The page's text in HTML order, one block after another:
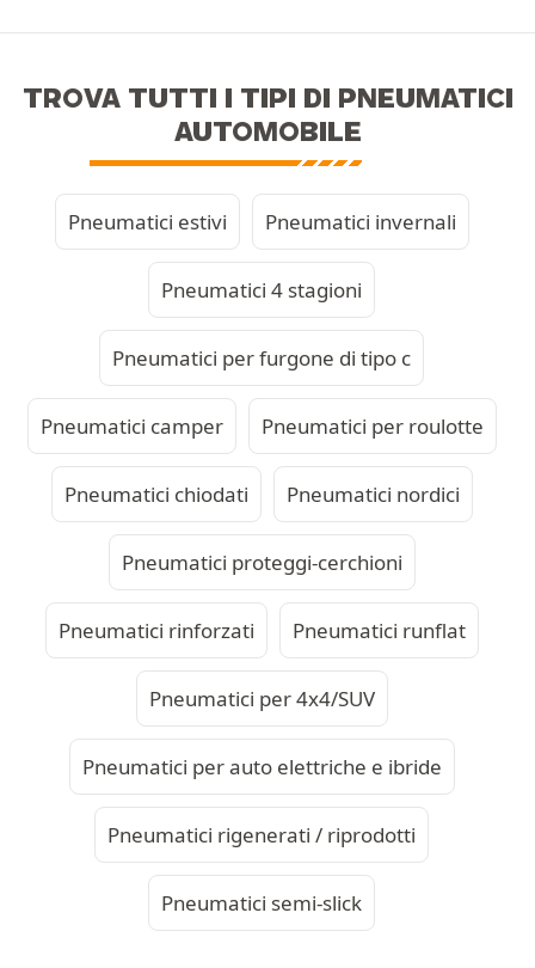
TROVA TUTTI I TIPI DI PNEUMATICI
AUTOMOBILE
Pneumatici estivi Pneumatici invernali
Pneumatici 4 stagioni
Pneumatici per furgone di tipo c
Pneumatici camper Pneumatici per roulotte
Pneumatici chiodati Pneumatici nordici
Pneumatici proteggi-cerchioni
Pneumatici rinforzati Pneumatici runflat
Pneumatici per 4x4/SUV
Pneumatici per auto elettriche e ibride
Pneumatici rigenerati / riprodotti
Pneumatici semi-slick